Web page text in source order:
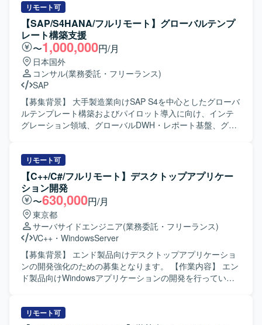
用改善まで含めた一気通貫の経験を積むことができます。
【開発環境】 フロントエンドはReactやVue.js等を用い、バ
ックエンドではAPI設計・実装を行います。 インフラおよび
基盤にはAWS、GCP、Azureのいずれかを利用し、
TerraformやCDKなどのIaCを活用した構成管理を行いま
す。 また、CMSの導入や外部API・サービスとの連携も行
っております。
ンの構築や、API、バッチ処理、データ基盤、ストレージ、
監視などを組み合わせたアーキテクチャ設計を行っていた
だきます。 本番運用を想定したモデル管理、デプロイ、監
視、ログ収集、障害対応、性能改善までを一貫して対応し
ていただきます。 CI/CD、IaC、コンテナ等を活用した開
発・運用基盤の整備や、AWS環境における権限・セキュリ
ティ設計もご担当いただきます。 要件整理、アーキテクチ
ャ設計、実装、テスト、運用設計までの一連の工程を推進
していただきます。 【求める人物像】 モデル開発だけでな
く、実運用を見据えたシステム全体の設計・構築ができる
方を求めております。 機械学習、クラウド、アプリケーシ
主体的に進められる方が望ましいです。 長期的な保守性、
拡張性、セキュリティを意識して設計できる方を歓迎いた
します。 【ポジションの魅力】 機械学習モデルの構築にと
どまらず、データ前処理から学習、評価、推論、再学習、
モデル管理、監視、障害対応までを含めたMLシステム全体
の設計・構築に携わることができます。 AWS SageMaker
をはじめとしたクラウドサービスやマイクロサービスを組
み合わせた先進的なアーキテクチャに関わる機会があり、
MLOps やインフラ、セキュリティを含めた横断的なスキル
を高めていただけます。 【開発環境】 AWS 環境（AWS
SageMaker 等）を活用した機械学習システムおよびMLOps
リモート可
【SAP/S4HANA/フルリモート】グローバルテンプ
レート構築支援
〜1,000,000円/月
日本国外
コンサル(業務委託・フリーランス)
SAP
【募集背景】 大手製造業向けSAP S4を中心としたグローバ
ルテンプレート構築およびパイロット導入に向け、インテ
グレーション領域、グローバルDWH・レポート基盤、グロ
ーションメンバーとして、アーキテクチャ全体を俯瞰し、
関連チームやステークホルダーとコミュニケーションを取
りながら横断課題の解決推進や要件・設計の品質担保を行
っていただきます。 グローバルDWH・レポート基盤要件定
義推進メンバーとして、グローバルDWH/Report基盤の要件
定義・基本設計を行い、Functionalチームやインフラ・アー
キチームと連携しながらシステム・機能配置、システム化
要件定義・基本設計を推進していただきます。 グローバル
MDM基盤要件定義推進メンバーとして、グローバルMDM基
盤の要件定義・基本設計を行い、Functionalチームやインフ
ラ・アーキチームと連携しながらシステム・機能配置、シ
進捗や課題の報告ができる方を求めています。PPTやExcel
リモート可
【C++/C#/フルリモート】デスクトップアプリケー
ション開発
〜630,000円/月
東京都
サーバサイドエンジニア(業務委託・フリーランス)
VC++ ・ WindowsServer
【募集背景】 エンド製品向けデスクトップアプリケーショ
ンの開発強化のための募集となります。 【作業内容】 エン
ド製品向けWindowsアプリケーションの開発を行っていた
を担当していただきます。 【求める人物像】 仕様や要件を
リモート可